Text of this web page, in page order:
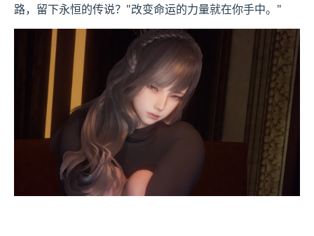
路，留下永恒的传说？"改变命运的力量就在你手中。"